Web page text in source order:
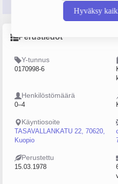
Hyväksy
Perustiedot
Y-tunnus
0170998-6
Henkilöstömäärä
0–4
Käyntiosoite
TASAVALLANKATU 22, 70620,
Kuopio
Perustettu
15.03.1978